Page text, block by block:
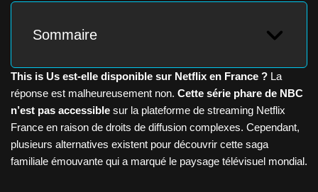
Sommaire
This is Us est-elle disponible sur Netflix en France ? La
réponse est malheureusement non. Cette série phare de NBC
n’est pas accessible sur la plateforme de streaming Netflix
France en raison de droits de diffusion complexes. Cependant,
plusieurs alternatives existent pour découvrir cette saga
familiale émouvante qui a marqué le paysage télévisuel mondial.